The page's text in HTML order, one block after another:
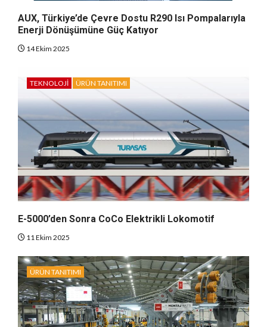
AUX, Türkiye’de Çevre Dostu R290 Isı Pompalarıyla
Enerji Dönüşümüne Güç Katıyor
14 Ekim 2025
TEKNOLOJI ÜRÜN TANITIMI
E-5000’den Sonra CoCo Elektrikli Lokomotif
11 Ekim 2025
ÜRÜN TANITIMI